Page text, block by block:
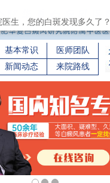
基本常识
医师团队
新闻动态 来院路线
生，您的白斑发现多久了？